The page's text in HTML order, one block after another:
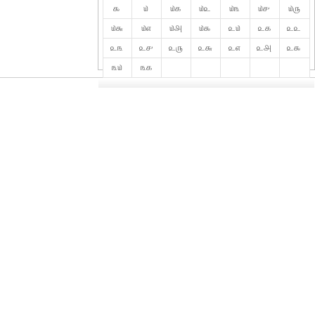
௯ ௰ ௰௧ ௰௨ ௰௩ ௰௪
௰௫
௰௬
௰௭ ௰௮ ௰௯ ௨௰ ௨௧
௨௨
௨௩
௨௪ ௨௫ ௨௬ ௨௭ ௨௮
௨௯
௩௰
௩௧